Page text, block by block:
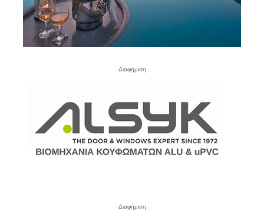
- Διαφήμιση -
- Διαφήμιση -